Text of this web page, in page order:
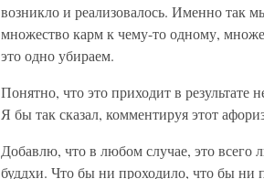
возникло и реализовалось. Именно так
множество карм к чему-то одному,
это одно убираем.
Понятно, что это приходит в результате
Я бы так сказал, комментируя этот
Добавлю, что в любом случае, это всего
буддхи. Что бы ни проходило, что бы ни